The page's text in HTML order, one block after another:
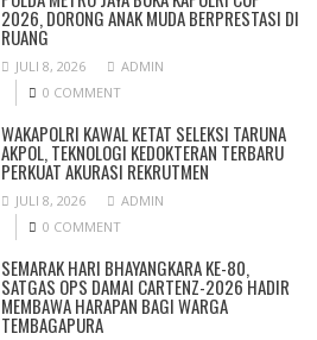
2026, DORONG ANAK MUDA BERPRESTASI DI
RUANG
JULI 8, 2026
ADMIN
0 COMMENT
WAKAPOLRI KAWAL KETAT SELEKSI TARUNA
AKPOL, TEKNOLOGI KEDOKTERAN TERBARU
PERKUAT AKURASI REKRUTMEN
JULI 8, 2026
ADMIN
0 COMMENT
SEMARAK HARI BHAYANGKARA KE-80,
SATGAS OPS DAMAI CARTENZ-2026 HADIR
MEMBAWA HARAPAN BAGI WARGA
TEMBAGAPURA